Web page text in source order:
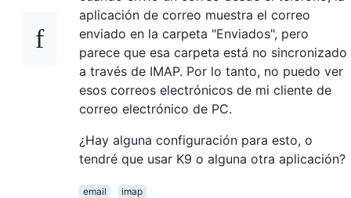
aplicación de correo muestra el correo
enviado en la carpeta "Enviados", pero
parece que esa carpeta está no sincronizado
a través de IMAP. Por lo tanto, no puedo ver
esos correos electrónicos de mi cliente de
correo electrónico de PC.
¿Hay alguna configuración para esto, o
tendré que usar K9 o alguna otra aplicación?
email
imap